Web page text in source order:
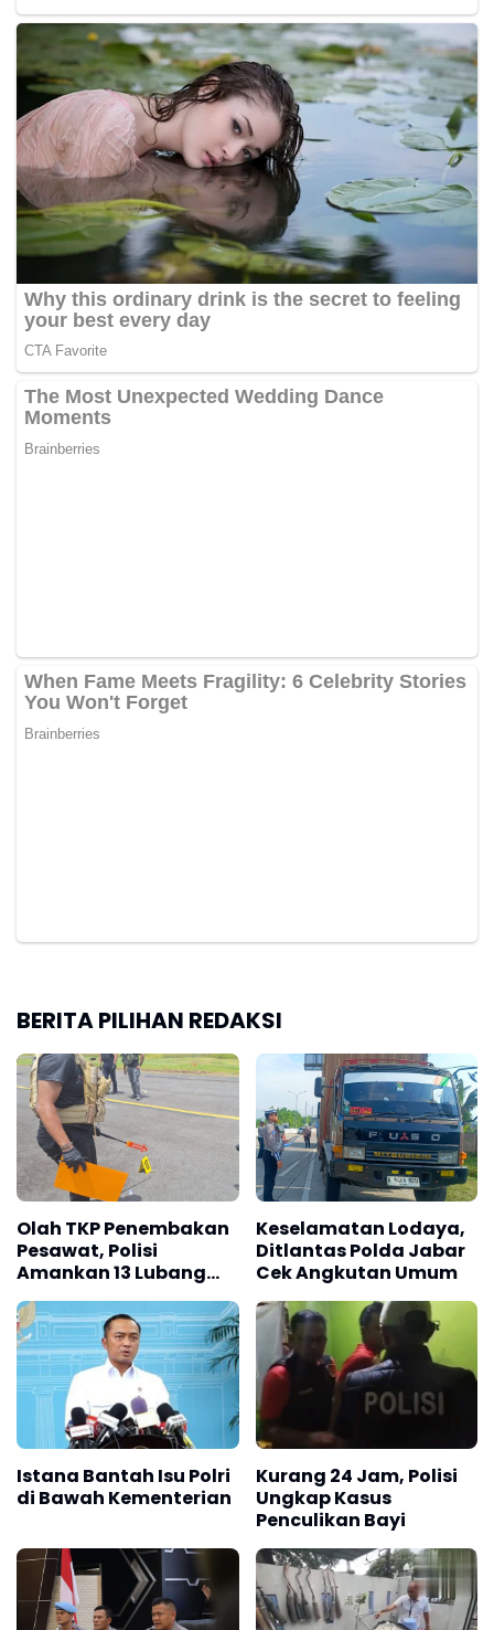
BERITA PILIHAN REDAKSI
Olah TKP Penembakan
Pesawat, Polisi
Amankan 13 Lubang
Tembakan dan
Selongsong Peluru
Keselamatan Lodaya,
Ditlantas Polda Jabar
Cek Angkutan Umum
Istana Bantah Isu Polri
di Bawah Kementerian
Kurang 24 Jam, Polisi
Ungkap Kasus
Penculikan Bayi